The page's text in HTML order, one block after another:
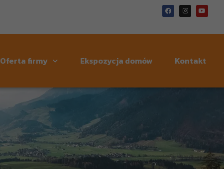
Oferta firmy Ekspozycja domów Kontakt